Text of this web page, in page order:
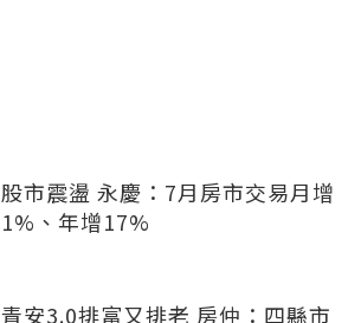
股市震盪 永慶：7月房市交易月增
1%、年增17%
青安3.0排富又排老 房仲：四縣市